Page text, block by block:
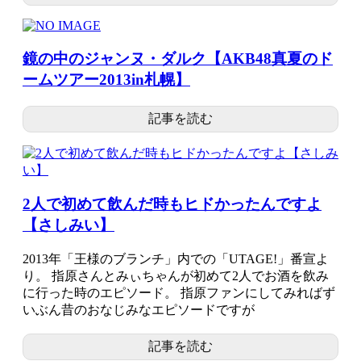
鏡の中のジャンヌ・ダルク【AKB48真夏のド
ームツアー2013in札幌】
記事を読む
2人で初めて飲んだ時もヒドかったんですよ
【さしみい】
2013年「王様のブランチ」内での「UTAGE!」番宣よ
り。 指原さんとみぃちゃんが初めて2人でお酒を飲み
に行った時のエピソード。 指原ファンにしてみればず
いぶん昔のおなじみなエピソードですが
記事を読む